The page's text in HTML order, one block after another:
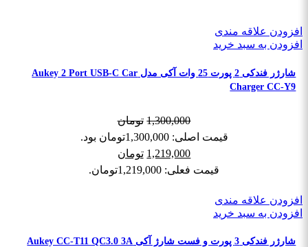
افزودن علاقه مندی
افزودن به سبد خرید
شارژر فندکی 2 پورت 25 وات آکی مدل Aukey 2 Port USB-C Car
Charger CC-Y9
1,300,000 تومان
قیمت اصلی: 1,300,000تومان بود.
1,219,000 تومان
قیمت فعلی: 1,219,000تومان.
افزودن علاقه مندی
افزودن به سبد خرید
شارژر فندکی 3 پورت و فست شارژ آکی Aukey CC-T11 QC3.0 3A